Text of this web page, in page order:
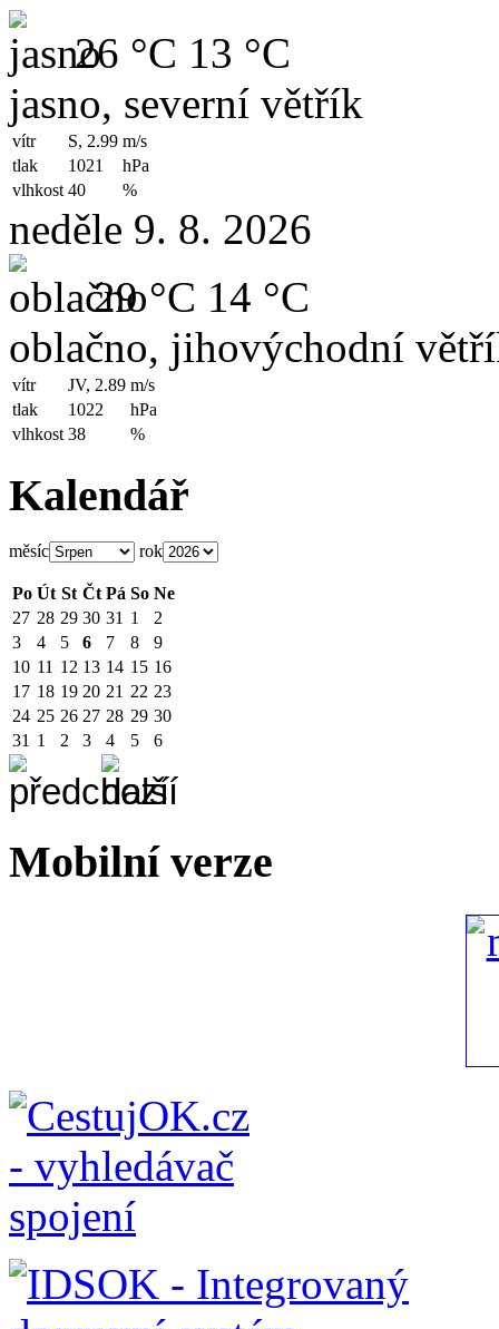
26 °C 13 °C
jasno, severní větřík
vítr S, 2.99 m/s
tlak
1021
hPa
vlhkost 40 %
neděle 9. 8. 2026
29 °C 14 °C
oblačno, jihovýchodní
vítr JV, 2.89 m/s
tlak
1022
hPa
vlhkost 38 %
Kalendář
měsíc rok
Po Út St Čt Pá So Ne
27 28 29 30 31 1
2
3
4 5 6 7 8
9
10 11 12 13 14 15 16
17 18 19 20 21 22 23
24 25 26 27 28 29 30
31 1 2 3 4 5 6
Mobilní verze